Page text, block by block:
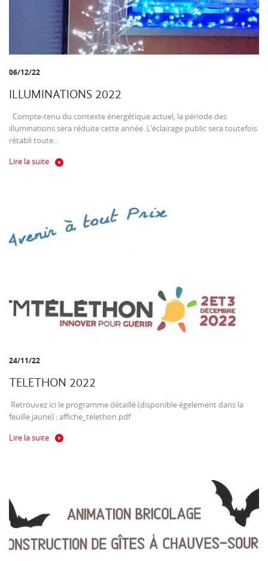
06/12/22
ILLUMINATIONS 2022
Compte-tenu du contexte énergétique actuel, la période des
illuminations sera réduite cette année. L’éclairage public sera toutefois
rétabli toute...
Lire la suite
24/11/22
TELETHON 2022
Retrouvez ici le programme détaillé (disponible égelement dans la
feuille jaune) : affiche_telethon.pdf
Lire la suite